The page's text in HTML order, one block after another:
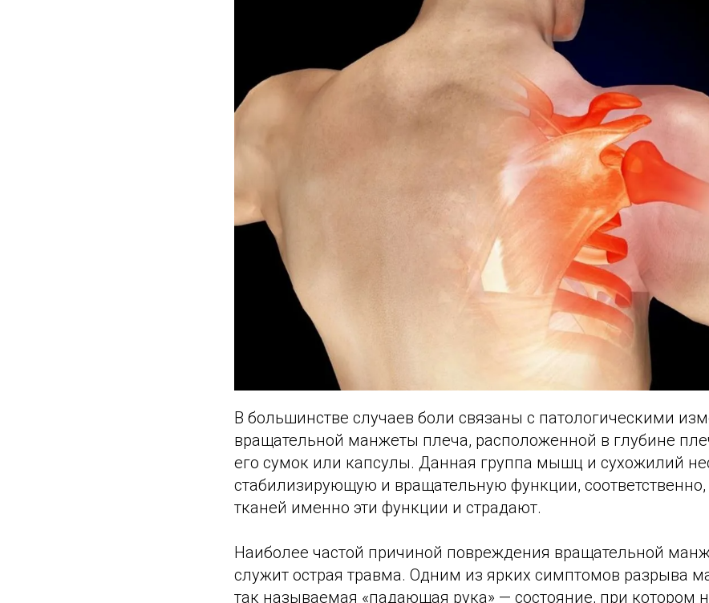
В большинстве случаев боли связаны с патологическими
вращательной манжеты плеча, расположенной в глубине
его сумок или капсулы. Данная группа мышц и сухожилий
стабилизирующую и вращательную функции,
тканей именно эти функции и страдают.
Наиболее частой причиной повреждения вращательной
служит острая травма. Одним из ярких симптомов разрыва
так называемая «падающая рука» — состояние, при котором